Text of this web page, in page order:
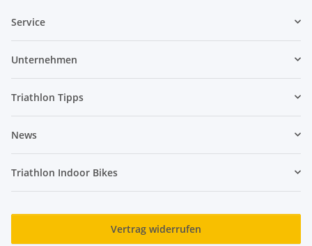
Service
Unternehmen
Triathlon Tipps
News
Triathlon Indoor Bikes
Vertrag widerrufen